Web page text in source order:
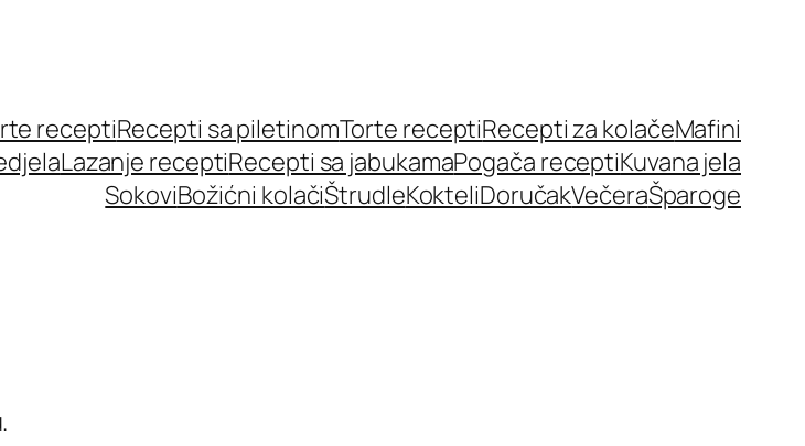
receptiRecepti sa piletinomTorte receptiRecepti za kolačeMafini
Lazanje receptiRecepti sa jabukamaPogača receptiKuvana jela
SokoviBožićni kolačiŠtrudleKokteliDoručakVečeraŠparoge